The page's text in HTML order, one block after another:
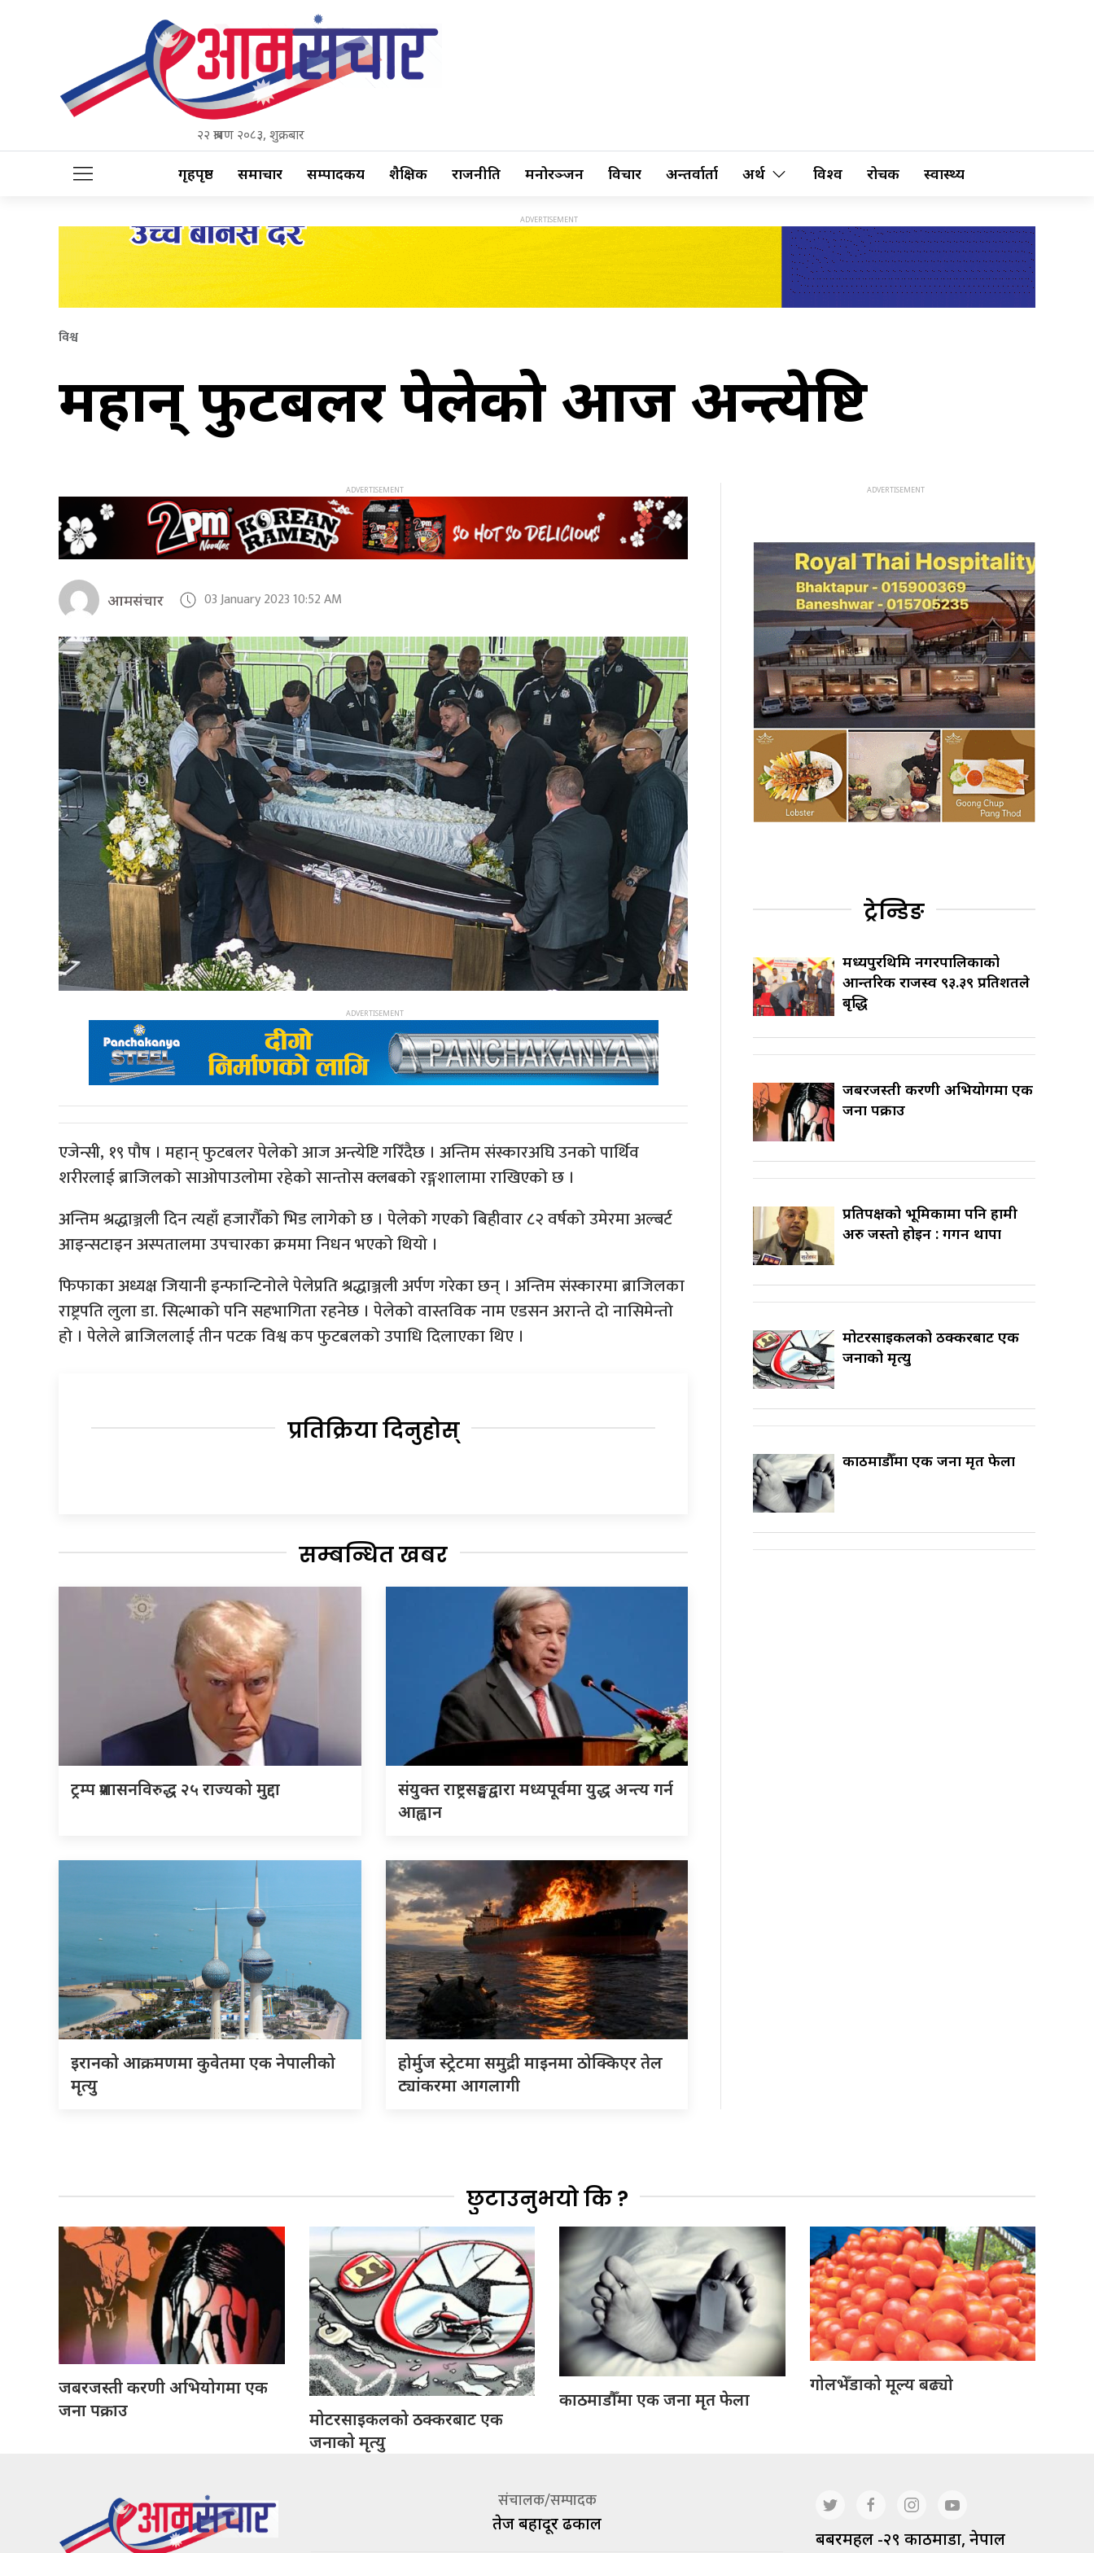
२२ श्रावण २०८३, शुक्रबार
गृहपृष्ठ समाचार सम्पादकीय शैक्षिक राजनीति मनोरञ्जन विचार अन्तर्वार्ता अर्थ विश्व रोचक स्वास्थ्य
विश्व
महान् फुटबलर पेलेको आज अन्त्येष्टि
आमसंचार 03 January 2023 10:52 AM
एजेन्सी, १९ पौष । महान् फुटबलर पेलेको आज अन्त्येष्टि गरिँदैछ । अन्तिम संस्कारअघि उनको पार्थिव
शरीरलाई ब्राजिलको साओपाउलोमा रहेकाे सान्तोस क्लबको रङ्गशालामा राखिएको छ ।
अन्तिम श्रद्धाञ्जली दिन त्यहाँ हजारौँको भिड लागेको छ । पेलेको गएको बिहीवार ८२ वर्षको उमेरमा अल्बर्ट
आइन्सटाइन अस्पतालमा उपचारका क्रममा निधन भएको थियो ।
फिफाका अध्यक्ष जियानी इन्फान्टिनोले पेलेप्रति श्रद्धाञ्जली अर्पण गरेका छन् । अन्तिम संस्कारमा ब्राजिलका
राष्ट्रपति लुला डा. सिल्भाको पनि सहभागिता रहनेछ । पेलेको वास्तविक नाम एडसन अरान्ते दो नासिमेन्तो
हो । पेलेले ब्राजिललाई तीन पटक विश्व कप फुटबलको उपाधि दिलाएका थिए ।
प्रतिक्रिया दिनुहोस्
सम्बन्धित खबर
ट्रम्प प्रशासनविरुद्ध २५ राज्यको मुद्दा
संयुक्त राष्ट्रसङ्घद्वारा मध्यपूर्वमा युद्ध अन्त्य गर्न
आह्वान
इरानको आक्रमणमा कुवेतमा एक नेपालीको
मृत्यु
होर्मुज स्ट्रेटमा समुद्री माइनमा ठोक्किएर तेल
ट्यांकरमा आगलागी
ट्रेन्डिङ
मध्यपुरथिमि नगरपालिकाको
आन्तरिक राजस्व ९३.३९ प्रतिशतले
बृद्धि
जबरजस्ती करणी अभियोगमा एक
जना पक्राउ
प्रतिपक्षको भूमिकामा पनि हामी
अरु जस्तो होइन : गगन थापा
मोटरसाइकलको ठक्करबाट एक
जनाको मृत्यु
काठमाडौँमा एक जना मृत फेला
छुटाउनुभयो कि ?
जबरजस्ती करणी अभियोगमा एक
जना पक्राउ
मोटरसाइकलको ठक्करबाट एक
जनाको मृत्यु
काठमाडौँमा एक जना मृत फेला
गोलभेँडाको मूल्य बढ्यो
संचालक/सम्पादक
तेज बहादूर ढकाल
बबरमहल -२९ काठमाडौं, नेपाल